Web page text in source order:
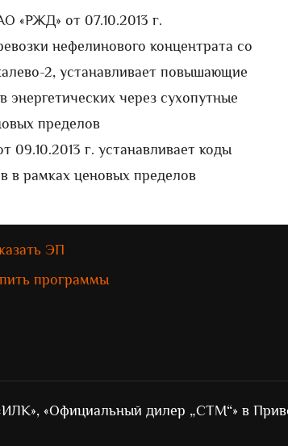
«РЖД» от 07.10.2013 г.
нефелинового концентрата со
2, устанавливает повышающие
через сухопутные
пределов
г. устанавливает коды
в рамках ценовых пределов
ЭП
программы
«Официальный дилер „СТМ“» в